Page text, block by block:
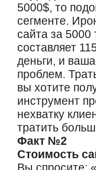
5000$, то
сегменте.
сайта за 5000
составляет
деньги, и
проблем.
вы хотите
инструмент
нехватку
тратить
Факт №2
Стоимость